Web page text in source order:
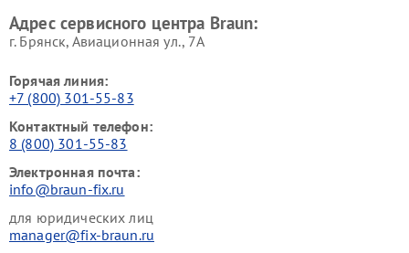
Адрес сервисного центра Braun:
г. Брянск, Авиационная ул., 7А
Горячая линия:
+7 (800) 301-55-83
Контактный телефон:
8 (800) 301-55-83
Электронная почта:
info@braun-fix.ru
для юридических лиц
manager@fix-braun.ru